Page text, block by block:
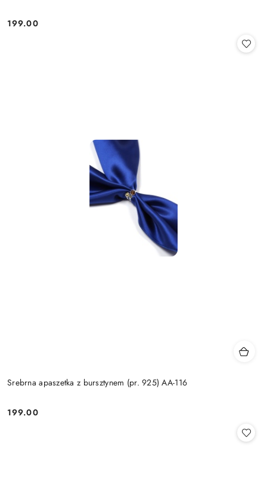
Cena:
199.00
Srebrna apaszetka z bursztynem (pr. 925) AA-116
Cena:
199.00